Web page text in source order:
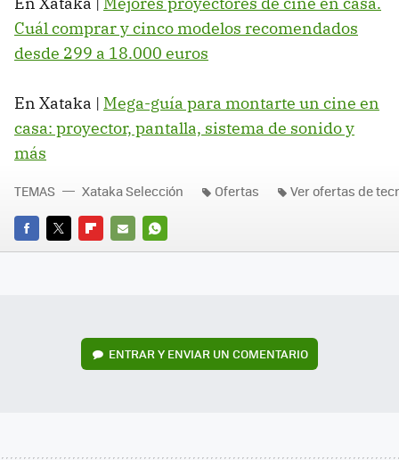
Cuál comprar y cinco modelos recomendados
desde 299 a 18.000 euros
En Xataka | Mega-guía para montarte un cine en
casa: proyector, pantalla, sistema de sonido y
más
FACEBOOK
TWITTERFLIPBOARD
E-
WHATSAPP
TEMAS Xataka Selección Ofertas Ver ofertas de
ENTRAR Y ENVIAR UN COMENTARIO